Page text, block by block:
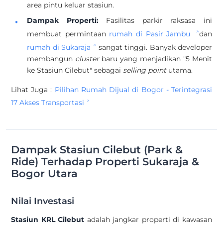
area pintu keluar stasiun.
Dampak Properti:Fasilitas parkir raksasa ini
membuat permintaan rumah di Pasir Jambu
dan
rumah di Sukaraja
sangat tinggi. Banyak developer
membangun clusterbaru yang menjadikan "5 Menit
ke Stasiun Cilebut" sebagai selling pointutama.
Lihat Juga : Pilihan Rumah Dijual di Bogor - Terintegrasi
17 Akses Transportasi
Dampak Stasiun Cilebut (Park &
Ride) Terhadap Properti Sukaraja &
Bogor Utara
Nilai Investasi
Stasiun KRL Cilebut adalah jangkar properti di kawasan